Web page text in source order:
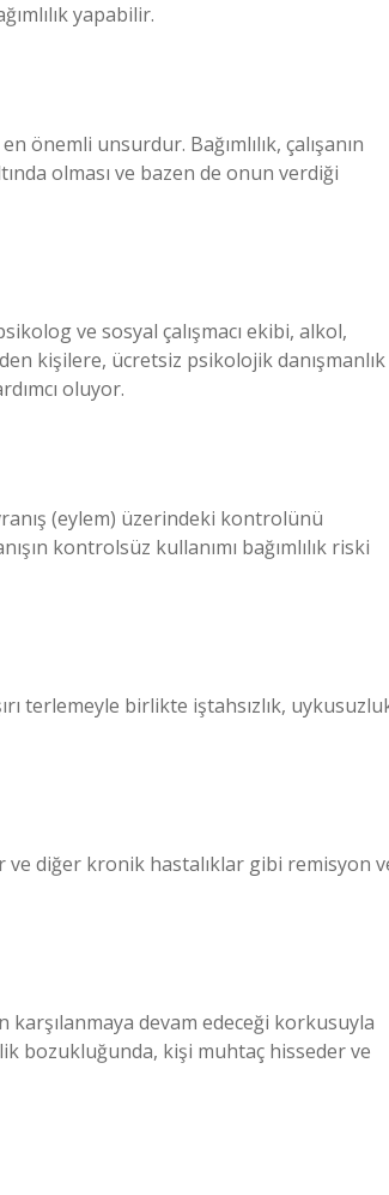
yapabilir.
önemli unsurdur. Bağımlılık, çalışanın
olması ve bazen de onun verdiği
ve sosyal çalışmacı ekibi, alkol,
kişilere, ücretsiz psikolojik danışmanlık
oluyor.
(eylem) üzerindeki kontrolünü
kontrolsüz kullanımı bağımlılık riski
terlemeyle birlikte iştahsızlık,
ve diğer kronik hastalıklar gibi remisyon
karşılanmaya devam edeceği korkusuyla
bozukluğunda, kişi muhtaç hisseder ve